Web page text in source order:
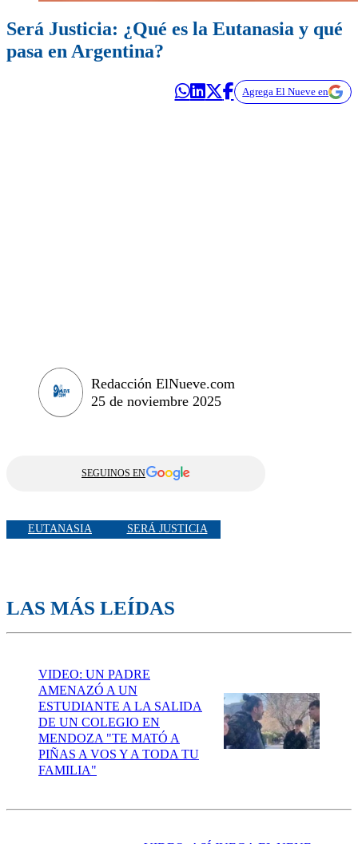
Será Justicia: ¿Qué es la Eutanasia y qué
pasa en Argentina?
Agrega El Nueve en
Redacción ElNueve.com
25 de noviembre 2025
SEGUINOS EN
EUTANASIA SERÁ JUSTICIA
LAS MÁS LEÍDAS
VIDEO: UN PADRE
AMENAZÓ A UN
ESTUDIANTE A LA SALIDA
DE UN COLEGIO EN
MENDOZA "TE MATÓ A
PIÑAS A VOS Y A TODA TU
FAMILIA"